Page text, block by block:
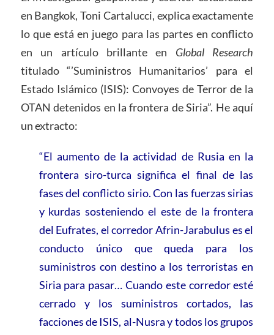
en Bangkok, Toni Cartalucci, explica exactamente
lo que está en juego para las partes en conflicto
en un artículo brillante en Global Research
titulado “’Suministros Humanitarios’ para el
Estado Islámico (ISIS): Convoyes de Terror de la
OTAN detenidos en la frontera de Siria”. He aquí
un extracto:
“El aumento de la actividad de Rusia en la
frontera siro-turca significa el final de las
fases del conflicto sirio. Con las fuerzas sirias
y kurdas sosteniendo el este de la frontera
del Eufrates, el corredor Afrin-Jarabulus es el
conducto único que queda para los
suministros con destino a los terroristas en
Siria para pasar… Cuando este corredor esté
cerrado y los suministros cortados, las
facciones de ISIS, al-Nusra y todos los grupos